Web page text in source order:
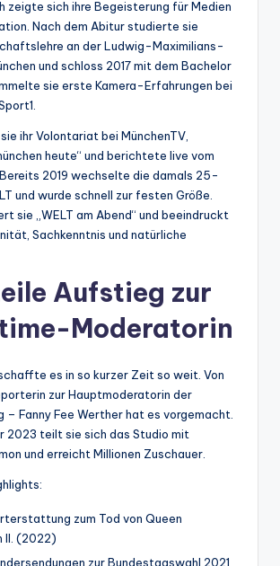
zeigte sich ihre Begeisterung für Medien
Nach dem Abitur studierte sie
an der Ludwig-Maximilians-
und schloss 2017 mit dem Bachelor
sie erste Kamera-Erfahrungen bei
ihr Volontariat bei MünchenTV,
heute“ und berichtete live vom
2019 wechselte die damals 25-
und wurde schnell zur festen Größe.
sie „WELT am Abend“ und beeindruckt
Sachkenntnis und natürliche
Aufstieg zur
Moderatorin
es in so kurzer Zeit so weit. Von
zur Hauptmoderatorin der
– Fanny Fee Werther hat es vorgemacht.
2023 teilt sie sich das Studio mit
und erreicht Millionen Zuschauer.
zum Tod von Queen
II. (2022)
zur Bundestagswahl 2021